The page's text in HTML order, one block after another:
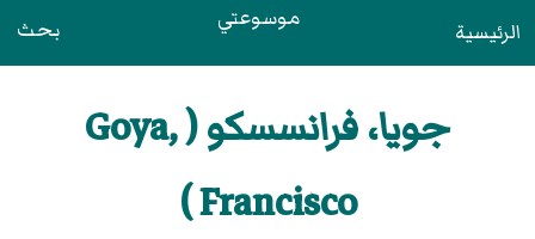
الرئيسية موسوعتي بحث
جويا، فرانسسكو ( Goya,
Francisco )